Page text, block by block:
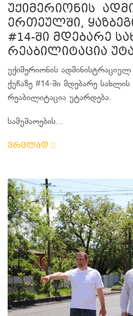
უქიმერიონის
ერთეულში,
#14-ში მდებარე
რეაბილიტაცია
უქიმერიონის
ქუჩაზე #14-ში მდებარე
რეაბილიტაცია უტარდება.
სამუშაოების...
ვრცლად